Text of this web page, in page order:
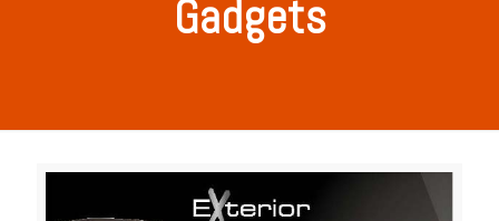
Gadgets